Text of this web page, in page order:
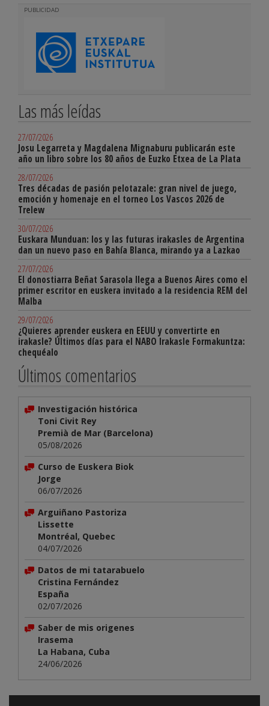
PUBLICIDAD
Las más leídas
27/07/2026
Josu Legarreta y Magdalena Mignaburu publicarán este
año un libro sobre los 80 años de Euzko Etxea de La Plata
28/07/2026
Tres décadas de pasión pelotazale: gran nivel de juego,
emoción y homenaje en el torneo Los Vascos 2026 de
Trelew
30/07/2026
Euskara Munduan: los y las futuras irakasles de Argentina
dan un nuevo paso en Bahía Blanca, mirando ya a Lazkao
27/07/2026
El donostiarra Beñat Sarasola llega a Buenos Aires como el
primer escritor en euskera invitado a la residencia REM del
Malba
29/07/2026
¿Quieres aprender euskera en EEUU y convertirte en
irakasle? Últimos días para el NABO Irakasle Formakuntza:
chequéalo
Últimos comentarios
Investigación histórica
Toni Civit Rey
Premià de Mar (Barcelona)
05/08/2026
Curso de Euskera Biok
Jorge
06/07/2026
Arguiñano Pastoriza
Lissette
Montréal, Quebec
04/07/2026
Datos de mi tatarabuelo
Cristina Fernández
España
02/07/2026
Saber de mis origenes
Irasema
La Habana, Cuba
24/06/2026